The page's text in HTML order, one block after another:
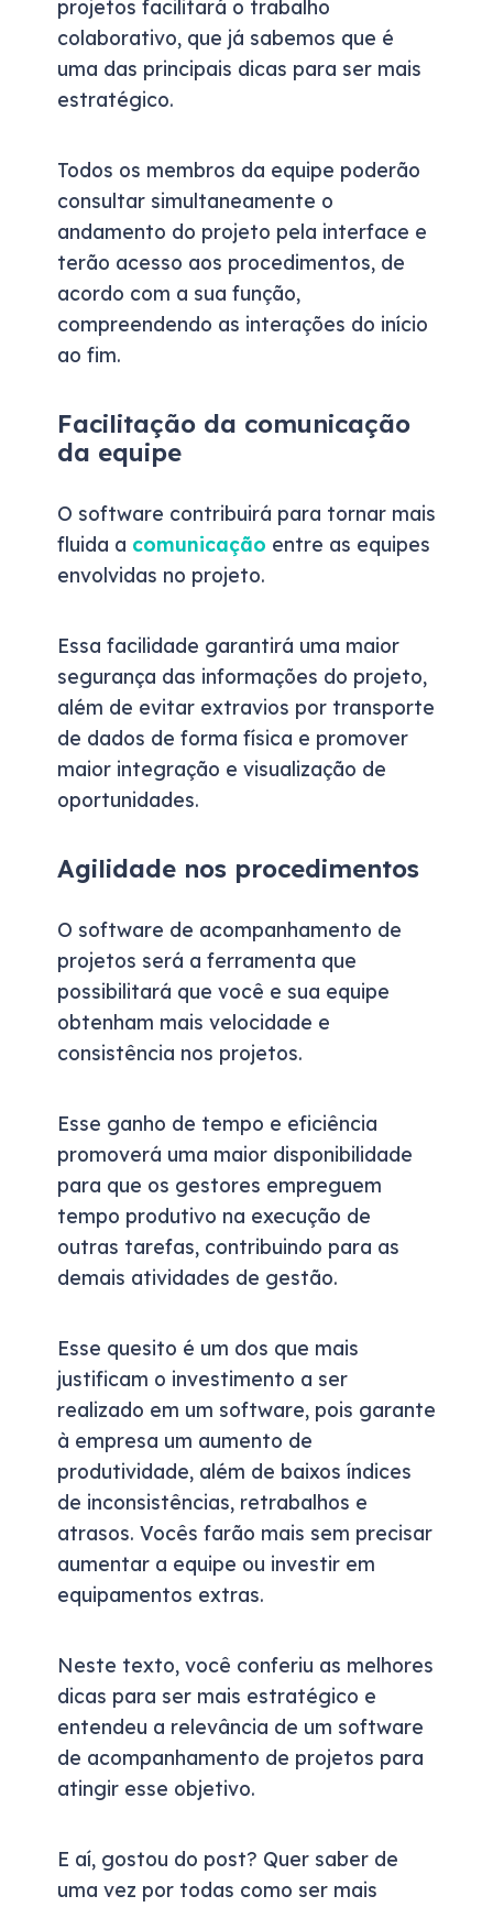
projetos facilitará o trabalho
colaborativo, que já sabemos que é
uma das principais dicas para ser mais
estratégico.
Todos os membros da equipe poderão
consultar simultaneamente o
andamento do projeto pela interface e
terão acesso aos procedimentos, de
acordo com a sua função,
compreendendo as interações do início
ao fim.
Facilitação da comunicação
da equipe
O software contribuirá para tornar mais
fluida a comunicação entre as equipes
envolvidas no projeto.
Essa facilidade garantirá uma maior
segurança das informações do projeto,
além de evitar extravios por transporte
de dados de forma física e promover
maior integração e visualização de
oportunidades.
Agilidade nos procedimentos
O software de acompanhamento de
projetos será a ferramenta que
possibilitará que você e sua equipe
obtenham mais velocidade e
consistência nos projetos.
Esse ganho de tempo e eficiência
promoverá uma maior disponibilidade
para que os gestores empreguem
tempo produtivo na execução de
outras tarefas, contribuindo para as
demais atividades de gestão.
Esse quesito é um dos que mais
justificam o investimento a ser
realizado em um software, pois garante
à empresa um aumento de
produtividade, além de baixos índices
de inconsistências, retrabalhos e
atrasos. Vocês farão mais sem precisar
aumentar a equipe ou investir em
equipamentos extras.
Neste texto, você conferiu as melhores
dicas para ser mais estratégico e
entendeu a relevância de um software
de acompanhamento de projetos para
atingir esse objetivo.
E aí, gostou do post? Quer saber de
uma vez por todas como ser mais